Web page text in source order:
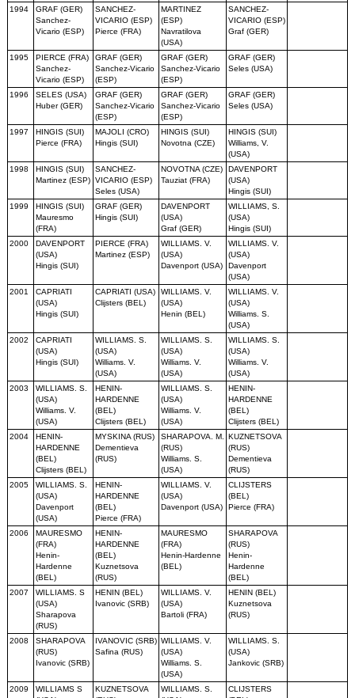
1994
GRAF (GER)
Sanchez-
Vicario (ESP)
SANCHEZ-
VICARIO (ESP)
Pierce (FRA)
MARTINEZ
(ESP)
Navratilova
(USA)
SANCHEZ-
VICARIO (ESP)
Graf (GER)
1995
PIERCE (FRA)
Sanchez-
Vicario (ESP)
GRAF (GER)
Sanchez-Vicario
(ESP)
GRAF (GER)
Sanchez-Vicario
(ESP)
GRAF (GER)
Seles (USA)
1996
SELES (USA)
Huber (GER)
GRAF (GER)
Sanchez-Vicario
(ESP)
GRAF (GER)
Sanchez-Vicario
(ESP)
GRAF (GER)
Seles (USA)
1997
HINGIS (SUI)
Pierce (FRA)
MAJOLI (CRO)
Hingis (SUI)
HINGIS (SUI)
Novotna (CZE)
HINGIS (SUI)
Williams, V.
(USA)
1998
HINGIS (SUI)
Martinez (ESP)
SANCHEZ-
VICARIO (ESP)
Seles (USA)
NOVOTNA (CZE)
Tauziat (FRA)
DAVENPORT
(USA)
Hingis (SUI)
1999
HINGIS (SUI)
Mauresmo
(FRA)
GRAF (GER)
Hingis (SUI)
DAVENPORT
(USA)
Graf (GER)
WILLIAMS, S.
(USA)
Hingis (SUI)
2000
DAVENPORT
(USA)
Hingis (SUI)
PIERCE (FRA)
Martinez (ESP)
WILLIAMS. V.
(USA)
Davenport (USA)
WILLIAMS. V.
(USA)
Davenport
(USA)
2001
CAPRIATI
(USA)
Hingis (SUI)
CAPRIATI (USA)
Clijsters (BEL)
WILLIAMS. V.
(USA)
Henin (BEL)
WILLIAMS. V.
(USA)
Williams. S.
(USA)
2002
CAPRIATI
(USA)
Hingis (SUI)
WILLIAMS. S.
(USA)
Williams. V.
(USA)
WILLIAMS. S.
(USA)
Williams. V.
(USA)
WILLIAMS. S.
(USA)
Williams. V.
(USA)
2003
WILLIAMS. S.
(USA)
Williams. V.
(USA)
HENIN-
HARDENNE
(BEL)
Clijsters (BEL)
WILLIAMS. S.
(USA)
Williams. V.
(USA)
HENIN-
HARDENNE
(BEL)
Clijsters (BEL)
2004
HENIN-
HARDENNE
(BEL)
Clijsters (BEL)
MYSKINA (RUS)
Dementieva
(RUS)
SHARAPOVA. M.
(RUS)
Williams. S.
(USA)
KUZNETSOVA
(RUS)
Dementieva
(RUS)
2005
WILLIAMS. S.
(USA)
Davenport
(USA)
HENIN-
HARDENNE
(BEL)
Pierce (FRA)
WILLIAMS. V.
(USA)
Davenport (USA)
CLIJSTERS
(BEL)
Pierce (FRA)
2006
MAURESMO
(FRA)
Henin-
Hardenne
(BEL)
HENIN-
HARDENNE
(BEL)
Kuznetsova
(RUS)
MAURESMO
(FRA)
Henin-Hardenne
(BEL)
SHARAPOVA
(RUS)
Henin-
Hardenne
(BEL)
2007
WILLIAMS. S
(USA)
Sharapova
(RUS)
HENIN (BEL)
Ivanovic (SRB)
WILLIAMS. V.
(USA)
Bartoli (FRA)
HENIN (BEL)
Kuznetsova
(RUS)
2008
SHARAPOVA
(RUS)
Ivanovic (SRB)
IVANOVIC (SRB)
Safina (RUS)
WILLIAMS. V.
(USA)
Williams. S.
(USA)
WILLIAMS. S.
(USA)
Jankovic (SRB)
2009
WILLIAMS S
KUZNETSOVA
WILLIAMS. S.
CLIJSTERS